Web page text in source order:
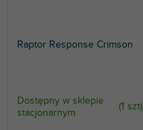
Raptor Response Crimson
Dostępny w sklepie
stacjonarnym
(1 szt)